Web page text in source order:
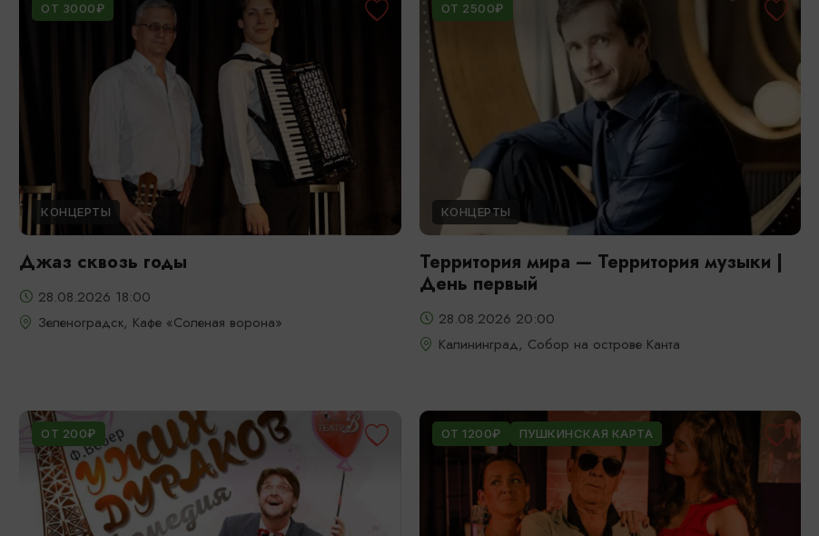
ОТ 3000₽
КОНЦЕРТЫ
Джаз сквозь годы
28.08.2026 18:00
Зеленоградск, Кафе «Соленая ворона»
ОТ 2500₽
КОНЦЕРТЫ
Территория мира — Территория музыки |
День первый
28.08.2026 20:00
Калининград, Собор на острове Канта
ОТ 200₽ ОТ 1200₽ ПУШКИНСКАЯ КАРТА